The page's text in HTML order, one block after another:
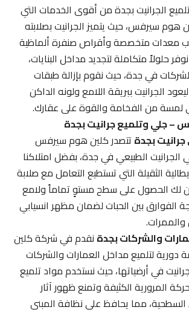
الجرانيت بجدة من أقوى الخدمات التي
سيرفس، حيث يتميز الجرانيت بصلابته
معدات متخصصة وأقراص صنفرة ألماظية
حلولاً متكاملة لتجديد مداخل البنايات،
في جدة، حيث نقوم بإزالة طبقات
الجرانيت ببريقة اللامع ولونه الداكن
من الفخامة والقوة على عقارك.
جلي وتلميع جرانيت بجدة
بجدةتتصدر كلين هوم سيرفس
الطبيعي في جدة، بفضل امتلاكنا
الثقيلة التي تستطيع التعامل مع صلابة
لك الحصول على سطح مستوٍ تماماً ولامع
الفوارق بين الحبات لضمان مظهر انسيابي
والشركات بجدةنقدم في شركة كلين
لتلميع مداخل العمارات والشركات
في أرضياتها، حيث نستخدم مواد تلميع
الكثيفة وتمنع ظهور آثار
مما يحافظ على نظافة المبنى